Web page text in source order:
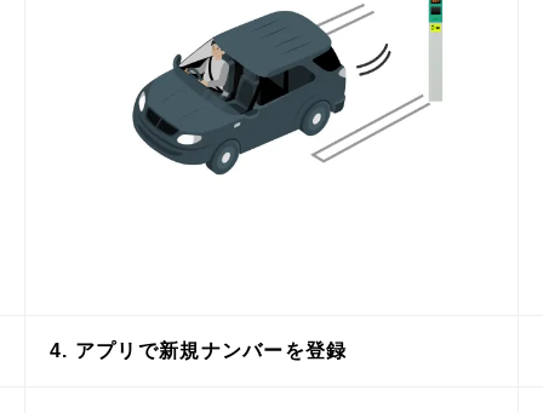
4. アプリで新規ナンバーを登録